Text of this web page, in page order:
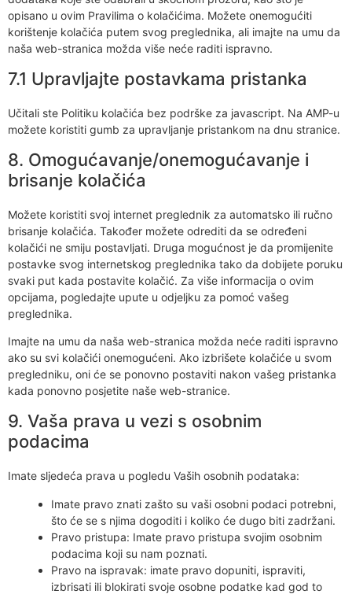
opisano u ovim Pravilima o kolačićima. Možete onemogućiti
korištenje kolačića putem svog preglednika, ali imajte na umu da
naša web-stranica možda više neće raditi ispravno.
7.1 Upravljajte postavkama pristanka
Učitali ste Politiku kolačića bez podrške za javascript. Na AMP-u
možete koristiti gumb za upravljanje pristankom na dnu stranice.
8. Omogućavanje/onemogućavanje i
brisanje kolačića
Možete koristiti svoj internet preglednik za automatsko ili ručno
brisanje kolačića. Također možete odrediti da se određeni
kolačići ne smiju postavljati. Druga mogućnost je da promijenite
postavke svog internetskog preglednika tako da dobijete poruku
svaki put kada postavite kolačić. Za više informacija o ovim
opcijama, pogledajte upute u odjeljku za pomoć vašeg
preglednika.
Imajte na umu da naša web-stranica možda neće raditi ispravno
ako su svi kolačići onemogućeni. Ako izbrišete kolačiće u svom
pregledniku, oni će se ponovno postaviti nakon vašeg pristanka
kada ponovno posjetite naše web-stranice.
9. Vaša prava u vezi s osobnim
podacima
Imate sljedeća prava u pogledu Vaših osobnih podataka:
Imate pravo znati zašto su vaši osobni podaci potrebni,
što će se s njima dogoditi i koliko će dugo biti zadržani.
Pravo pristupa: Imate pravo pristupa svojim osobnim
podacima koji su nam poznati.
Pravo na ispravak: imate pravo dopuniti, ispraviti,
izbrisati ili blokirati svoje osobne podatke kad god to